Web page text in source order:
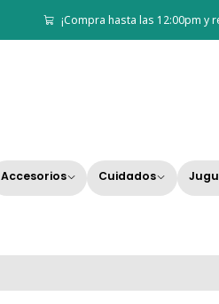
Accesorios Cuidados
¡Compra hasta las 12:00pm y